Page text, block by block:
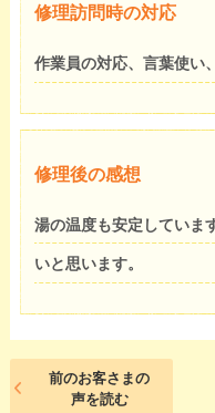
修理訪問時の対応
作業員の対応、言葉使い
修理後の感想
湯の温度も安定していま
いと思います。
前のお客さまの
声を読む